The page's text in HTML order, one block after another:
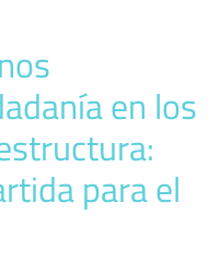
en los
para el